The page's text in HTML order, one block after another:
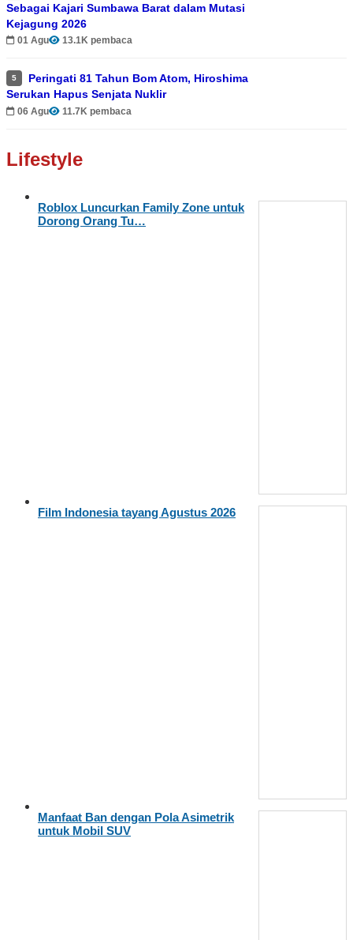
Sebagai Kajari Sumbawa Barat dalam Mutasi
Kejagung 2026
01 Agu 13.1K pembaca
5
Peringati 81 Tahun Bom Atom, Hiroshima
Serukan Hapus Senjata Nuklir
06 Agu 11.7K pembaca
Lifestyle
Roblox Luncurkan Family Zone untuk
Dorong Orang Tu…
Film Indonesia tayang Agustus 2026
Manfaat Ban dengan Pola Asimetrik
untuk Mobil SUV